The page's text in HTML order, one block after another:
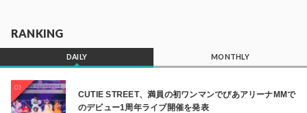
RANKING
DAILY MONTHLY
01
CUTIE STREET、満員の初ワンマンでぴあアリーナMMで
のデビュー1周年ライブ開催を発表